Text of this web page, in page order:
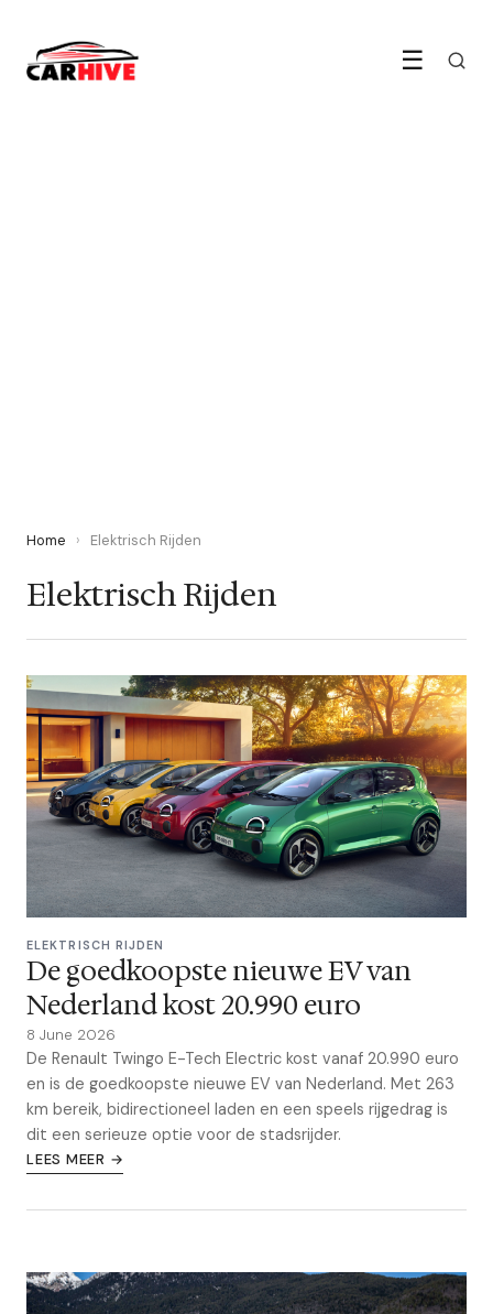
☰
Home › Elektrisch Rijden
Elektrisch Rijden
ELEKTRISCH RIJDEN
De goedkoopste nieuwe EV van
Nederland kost 20.990 euro
8 June 2026
De Renault Twingo E-Tech Electric kost vanaf 20.990 euro
en is de goedkoopste nieuwe EV van Nederland. Met 263
km bereik, bidirectioneel laden en een speels rijgedrag is
dit een serieuze optie voor de stadsrijder.
LEES MEER →